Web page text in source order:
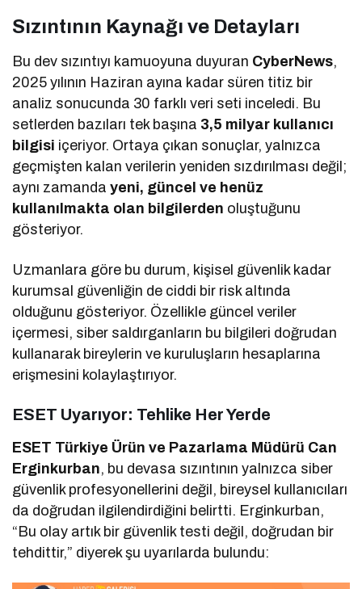
Sızıntının Kaynağı ve Detayları
Bu dev sızıntıyı kamuoyuna duyuran CyberNews,
2025 yılının Haziran ayına kadar süren titiz bir
analiz sonucunda 30 farklı veri seti inceledi. Bu
setlerden bazıları tek başına 3,5 milyar kullanıcı
bilgisi içeriyor. Ortaya çıkan sonuçlar, yalnızca
geçmişten kalan verilerin yeniden sızdırılması değil;
aynı zamandayeni, güncel ve henüz
kullanılmakta olan bilgilerden oluştuğunu
gösteriyor.
Uzmanlara göre bu durum, kişisel güvenlik kadar
kurumsal güvenliğin de ciddi bir risk altında
olduğunu gösteriyor. Özellikle güncel veriler
içermesi, siber saldırganların bu bilgileri doğrudan
kullanarak bireylerin ve kuruluşların hesaplarına
erişmesini kolaylaştırıyor.
ESET Uyarıyor: Tehlike Her Yerde
ESET Türkiye Ürün ve Pazarlama Müdürü Can
Erginkurban, bu devasa sızıntının yalnızca siber
güvenlik profesyonellerini değil, bireysel kullanıcıları
da doğrudan ilgilendirdiğini belirtti. Erginkurban,
“Bu olay artık bir güvenlik testi değil, doğrudan bir
tehdittir,” diyerek şu uyarılarda bulundu: